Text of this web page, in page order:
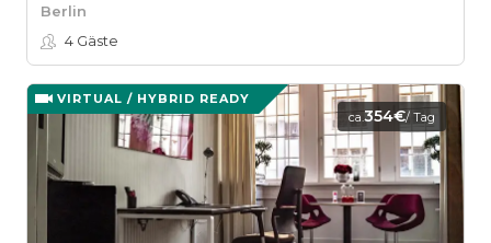
Berlin
4 Gäste
VIRTUAL / HYBRID READY
ca.354€/ Tag